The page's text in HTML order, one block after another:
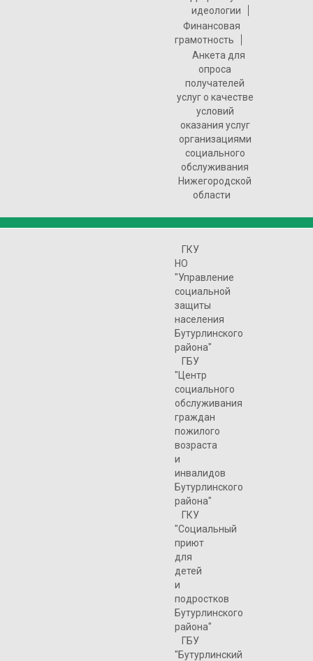
идеологии
Финансовая
грамотность
Анкета для
опроса
получателей
услуг о качестве
условий
оказания услуг
организациями
социального
обслуживания
Нижегородской
области
ГКУ
НО
"Управление
социальной
защиты
населения
Бутурлинского
района"
ГБУ
"Центр
социального
обслуживания
граждан
пожилого
возраста
и
инвалидов
Бутурлинского
района"
ГКУ
"Социальный
приют
для
детей
и
подростков
Бутурлинского
района"
ГБУ
"Бутурлинский